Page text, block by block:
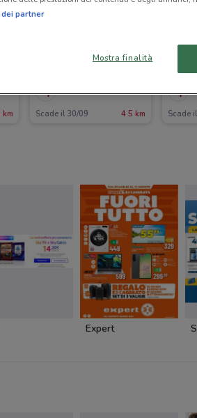
km
Ubik
Scade il 30/09 4.5 km Scade
Expert
partner
Mostra finalità